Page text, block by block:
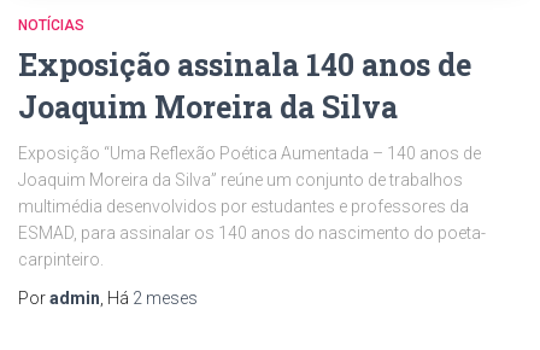
NOTÍCIAS
Exposição assinala 140 anos de
Joaquim Moreira da Silva
Exposição “Uma Reflexão Poética Aumentada – 140 anos de
Joaquim Moreira da Silva” reúne um conjunto de trabalhos
multimédia desenvolvidos por estudantes e professores da
ESMAD, para assinalar os 140 anos do nascimento do poeta-
carpinteiro.
Poradmin , Há 2 meses